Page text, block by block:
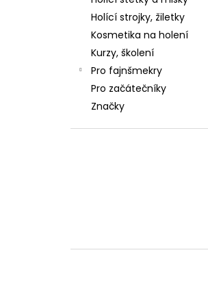
Holící strojky, žiletky
Kosmetika na holení
Kurzy, školení
Pro fajnšmekry
Pro začátečníky
Značky
OSTŘENÍ BŘITVY Z
WWW.OSTREBRITVY.CZ
480 Kč
Původně: 980 Kč